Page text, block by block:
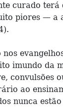
curado terá
piores — a
imundo da
convulsões
ao
nunca